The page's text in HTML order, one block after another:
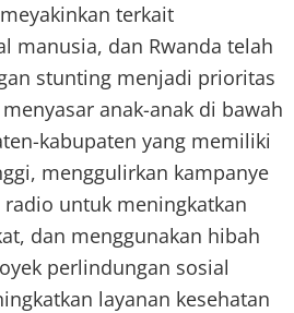
terkait
manusia, dan Rwanda telah
stunting menjadi prioritas
anak-anak di bawah
kabupaten yang memiliki
menggulirkan kampanye
untuk meningkatkan
dan menggunakan hibah
perlindungan sosial
layanan kesehatan